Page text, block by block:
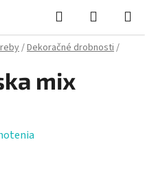
Hľadať
KOŠÍK
/Dekoračné drobnosti/
mix